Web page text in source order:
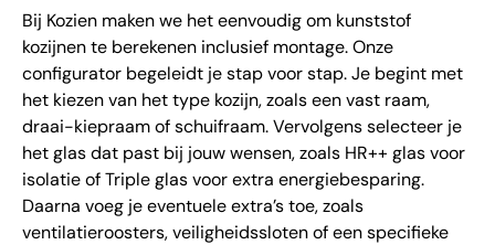
Bij Kozien maken we het eenvoudig om kunststof
kozijnen te berekenen inclusief montage. Onze
configurator begeleidt je stap voor stap. Je begint met
het kiezen van het type kozijn, zoals een vast raam,
draai-kiepraam of schuifraam. Vervolgens selecteer je
het glas dat past bij jouw wensen, zoals HR++ glas voor
isolatie of Triple glas voor extra energiebesparing.
Daarna voeg je eventuele extra’s toe, zoals
ventilatieroosters, veiligheidssloten of een specifieke